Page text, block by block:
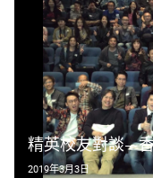
精英校友對談—
2019年3月3日